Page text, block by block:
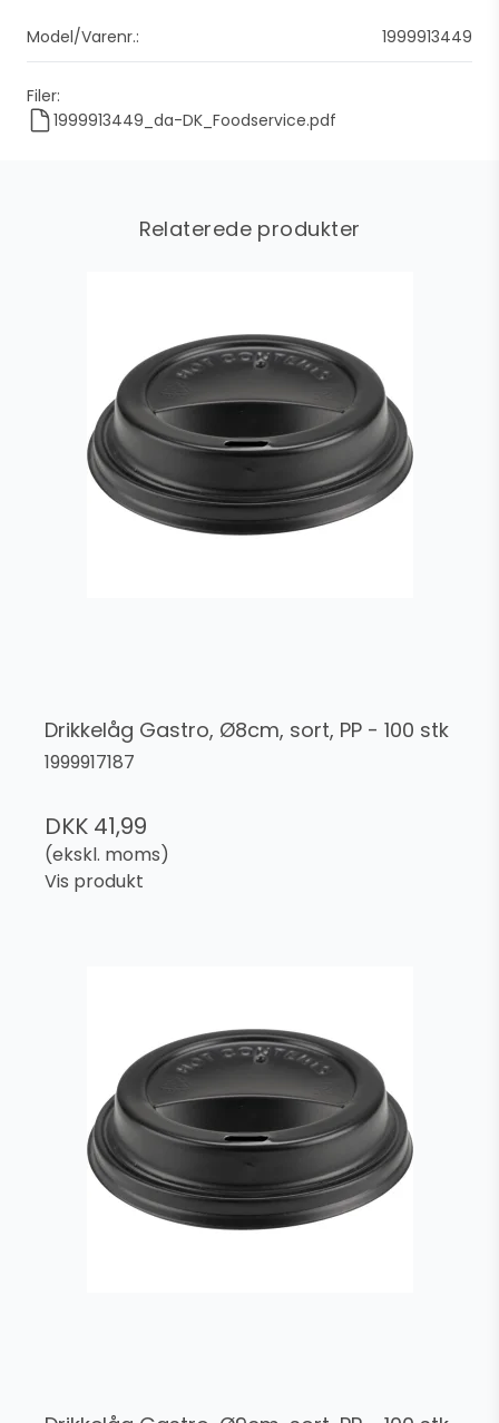
Model/Varenr.: 1999913449
Filer:
1999913449_da-DK_Foodservice.pdf
Relaterede produkter
Drikkelåg Gastro, Ø8cm, sort, PP - 100 stk
1999917187
DKK 41,99
(ekskl. moms)
Vis produkt